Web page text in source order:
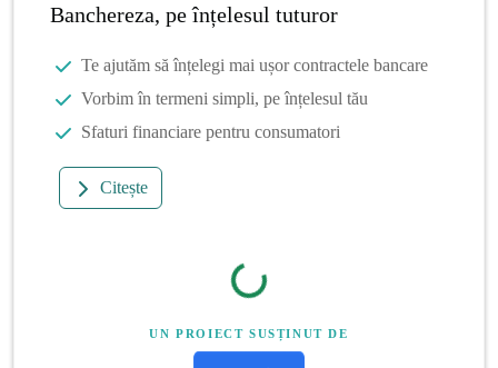
Banchereza, pe înțelesul tuturor
Te ajutăm să înțelegi mai ușor contractele bancare
Vorbim în termeni simpli, pe înțelesul tău
Sfaturi financiare pentru consumatori
Citește
UN PROIECT SUSȚINUT DE